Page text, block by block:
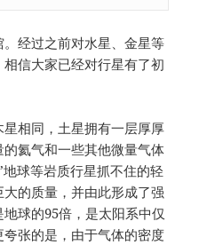
经过之前对水星、金星等
信大家已经对行星有了初
相同，土星拥有一层厚厚
氦气和一些其他微量气体
球等岩质行星抓不住的轻
的质量，并由此形成了强
球的95倍，是太阳系中仅
张的是，由于气体的密度